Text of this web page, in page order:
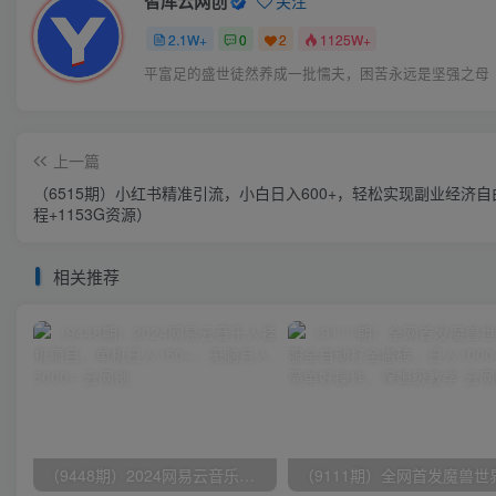
2.1W+ 0 2 1125W+
平富足的盛世徒然养成一批懦夫，困苦永远是坚强之母
上一篇
（6515期）小红书精准引流，小白日入600+，轻松实现副业经济
程+1153G资源）
相关推荐
（9448期）2024网易云音乐人挂机项目，单机日入150+，无脑月入5000+